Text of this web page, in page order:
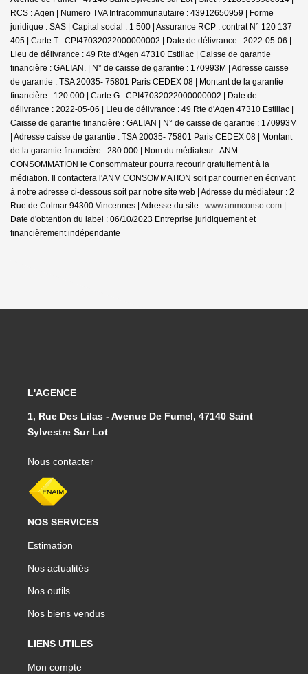
RCS : Agen | Numero TVA Intracommunautaire : 43912650959 | Forme
juridique : SAS | Capital social : 1 500 | Assurance RCP : contrat N° 120 137
405 | Carte T : CPI47032022000000002 | Date de délivrance : 2022-05-06 |
Lieu de délivrance : 49 Rte d'Agen 47310 Estillac | Caisse de garantie
financière : GALIAN. | N° de caisse de garantie : 170993M | Adresse caisse
de garantie : TSA 20035- 75801 Paris CEDEX 08 | Montant de la garantie
financière : 120 000 | Carte G : CPI47032022000000002 | Date de
délivrance : 2022-05-06 | Lieu de délivrance : 49 Rte d'Agen 47310 Estillac |
Caisse de garantie financière : GALIAN | N° de caisse de garantie : 170993M
| Adresse caisse de garantie : TSA 20035- 75801 Paris CEDEX 08 | Montant
de la garantie financière : 280 000 | Nom du médiateur : ANM
CONSOMMATION le Consommateur pourra recourir gratuitement à la
médiation. Il contactera l'ANM CONSOMMATION soit par courrier en écrivant
à notre adresse ci-dessous soit par notre site web | Adresse du médiateur : 2
Rue de Colmar 94300 Vincennes | Adresse du site : www.anmconso.com |
Date d'obtention du label : 06/10/2023 Entreprise juridiquement et
financièrement indépendante
L'AGENCE
1, Rue Des Lilas - Avenue De Fumel, 47140 Saint
Sylvestre Sur Lot
Nous contacter
NOS SERVICES
Estimation
Nos actualités
Nos outils
Nos biens vendus
LIENS UTILES
Mon compte